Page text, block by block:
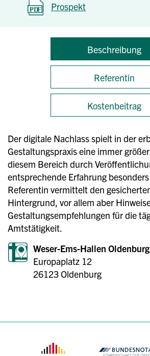
Prospekt
Beschreibung
Referentin
Kostenbeitrag
Der digitale Nachlass spielt in der
Gestaltungspraxis eine immer
diesem Bereich durch
entsprechende Erfahrung
Referentin vermittelt den
Hintergrund, vor allem aber
Gestaltungsempfehlungen für die
Amtstätigkeit.
Weser-Ems-Hallen Oldenburg
Europaplatz 12
26123 Oldenburg